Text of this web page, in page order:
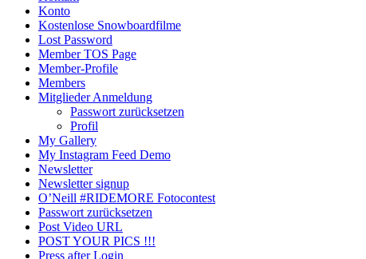
Konto
Kostenlose Snowboardfilme
Lost Password
Member TOS Page
Member-Profile
Members
Mitglieder Anmeldung
Passwort zurücksetzen
Profil
My Gallery
My Instagram Feed Demo
Newsletter
Newsletter signup
O’Neill #RIDEMORE Fotocontest
Passwort zurücksetzen
Post Video URL
POST YOUR PICS !!!
Press after Login